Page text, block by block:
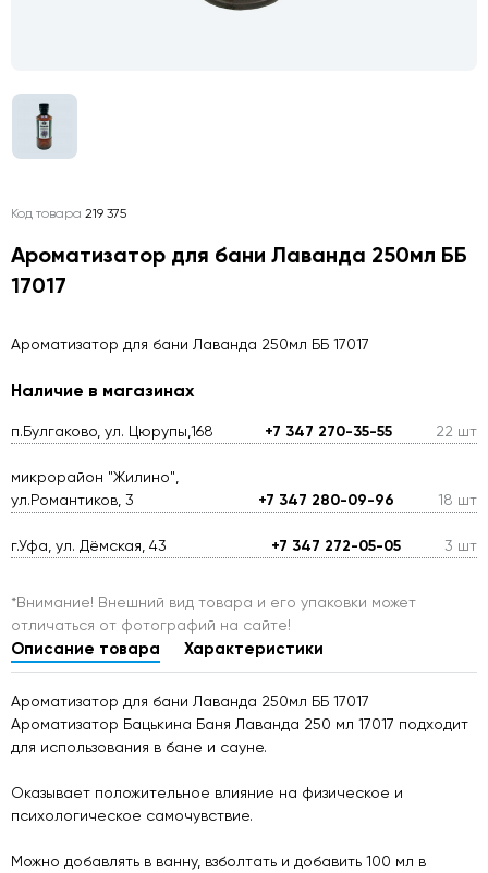
Код товара 219 375
Ароматизатор для бани Лаванда 250мл ББ
17017
Ароматизатор для бани Лаванда 250мл ББ 17017
Наличие в магазинах
п.Булгаково, ул. Цюрупы,168 +7 347 270-35-55 22 шт
микрорайон "Жилино",
ул.Романтиков, 3
+7 347 280-09-96 18 шт
г.Уфа, ул. Дёмская, 43 +7 347 272-05-05 3 шт
*Внимание! Внешний вид товара и его упаковки может
отличаться от фотографий на сайте!
Описание товара Характеристики
Ароматизатор для бани Лаванда 250мл ББ 17017
Ароматизатор Бацькина Баня Лаванда 250 мл 17017 подходит
для использования в бане и сауне.
Оказывает положительное влияние на физическое и
психологическое самочувствие.
Можно добавлять в ванну, взболтать и добавить 100 мл в